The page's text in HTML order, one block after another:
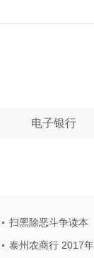
电子银行
扫黑除恶斗争读本
泰州农商行 2017